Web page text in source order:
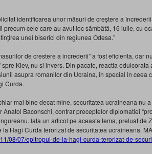
identificarea unor măsuri de creştere a
precum cele care au avut loc sâmbătă, 16 iulie, cu
unei biserici din regiunea Odesa.”
de crestere a increderii” a fost eficienta, dar
spre Kiev, nu si invers. Din pacate, reactia
asupra romanilor din Ucraina, in special in ceea
Curda.
mai bine decat mine, securitatea ucraineana nu
Anatol Baconschi, contrar preceptelor diplomatiei
Iata un articol pe aceasta tema, preluat de
Hagi Curda terorizat de securitatea ucraineana.
08/07/epitropul-de-la-hagi-curda-terorizat-de-